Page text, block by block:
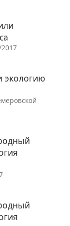
экологию